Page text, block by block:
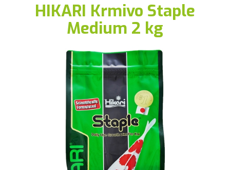
HIKARI Krmivo Staple
Medium 2 kg